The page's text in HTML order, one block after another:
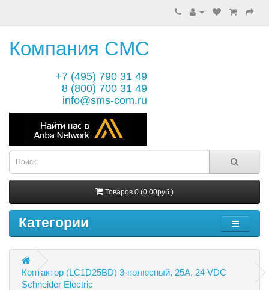
Компания СМС
+7 (495) 790 31 49
8 (800) 700 31 49
info@sms-com.ru
Товаров 0 (0.00руб.)
Категории
Контактор (LC1D25BD) 3-полюсный, 25А, 24 VDC
Schneider Electric